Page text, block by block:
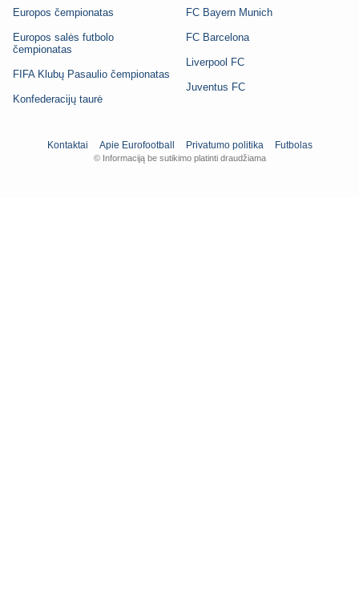
Europos čempionatas
Europos salės futbolo
čempionatas
FIFA Klubų Pasaulio čempionatas
Konfederacijų taurė
FC Bayern Munich
FC Barcelona
Liverpool FC
Juventus FC
Kontaktai Apie Eurofootball Privatumo politika Futbolas
© Informaciją be sutikimo platinti draudžiama